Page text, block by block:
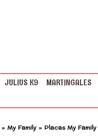
JULIUS K9 MARTINGALES
» My Family» Placas My Family